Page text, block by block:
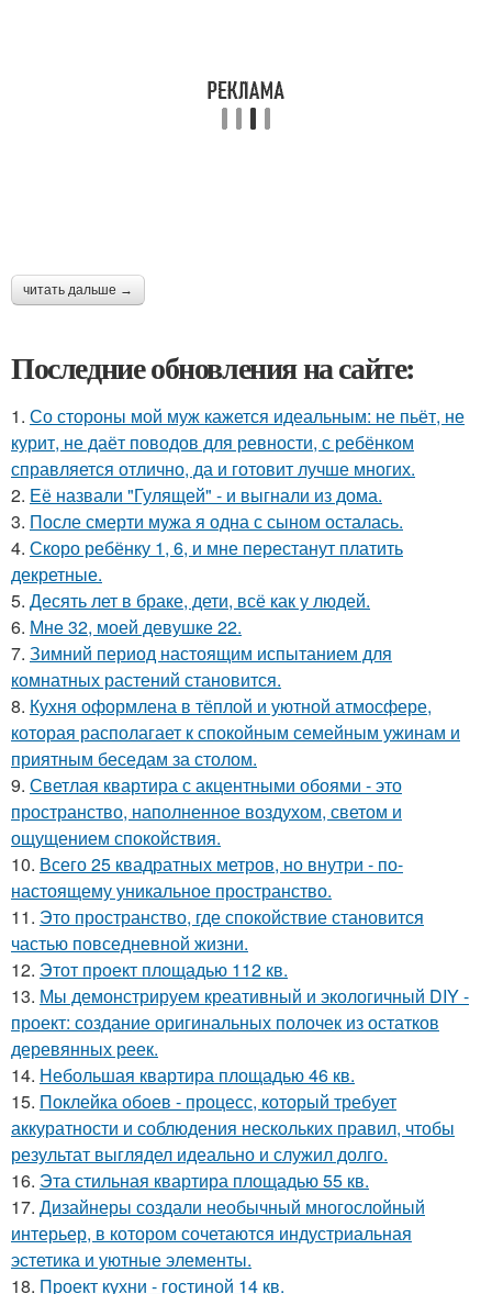
читать дальше →
Последние обновления на сайте:
1. Со стороны мой муж кажется идеальным: не пьёт, не
курит, не даёт поводов для ревности, с ребёнком
справляется отлично, да и готовит лучше многих.
2. Её назвали "Гулящей" - и выгнали из дома.
3. После смерти мужа я одна с сыном осталась.
4. Скоро ребёнку 1, 6, и мне перестанут платить
декретные.
5. Десять лет в браке, дети, всё как у людей.
6. Мне 32, моей девушке 22.
7. Зимний период настоящим испытанием для
комнатных растений становится.
8. Кухня оформлена в тёплой и уютной атмосфере,
которая располагает к спокойным семейным ужинам и
приятным беседам за столом.
9. Светлая квартира с акцентными обоями - это
пространство, наполненное воздухом, светом и
ощущением спокойствия.
10. Всего 25 квадратных метров, но внутри - по-
настоящему уникальное пространство.
11. Это пространство, где спокойствие становится
частью повседневной жизни.
12. Этот проект площадью 112 кв.
13. Мы демонстрируем креативный и экологичный DIY -
проект: создание оригинальных полочек из остатков
деревянных реек.
14. Небольшая квартира площадью 46 кв.
15. Поклейка обоев - процесс, который требует
аккуратности и соблюдения нескольких правил, чтобы
результат выглядел идеально и служил долго.
16. Эта стильная квартира площадью 55 кв.
17. Дизайнеры создали необычный многослойный
интерьер, в котором сочетаются индустриальная
эстетика и уютные элементы.
18. Проект кухни - гостиной 14 кв.